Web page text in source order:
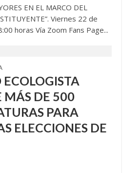
EN EL MARCO DEL
Viernes 22 de
horas Vía Zoom Fans Page...
ECOLOGISTA
MÁS DE 500
PARA
ELECCIONES DE